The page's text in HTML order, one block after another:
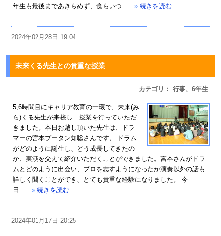
年生も最後まであきらめず、食らいつ...
» 続きを読む
2024年02月28日 19:04
未来くる先生との貴重な授業
カテゴリ： 行事、6年生
5,6時間目にキャリア教育の一環で、未来(み
ら)くる先生が来校し、授業を行っていただ
きました。本日お越し頂いた先生は、ドラ
マーの宮本ブータン知聡さんです。 ドラム
がどのように誕生し、どう成長してきたの
か、実演を交えて紹介いただくことができました。宮本さんがドラ
ムとどのように出会い、プロを志すようになったか演奏以外の話も
詳しく聞くことができ、とても貴重な経験になりました。 今
日...
» 続きを読む
2024年01月17日 20:25